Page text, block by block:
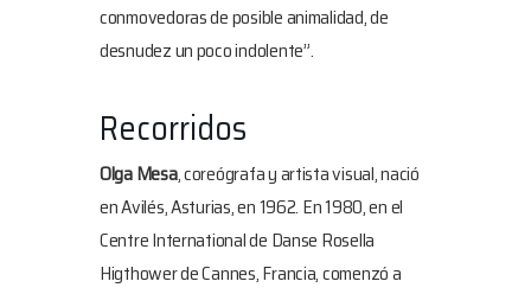
conmovedoras de posible animalidad, de
desnudez un poco indolente”.
Recorridos
Olga Mesa, coreógrafa y artista visual, nació
en Avilés, Asturias, en 1962. En 1980, en el
Centre International de Danse Rosella
Higthower de Cannes, Francia, comenzó a